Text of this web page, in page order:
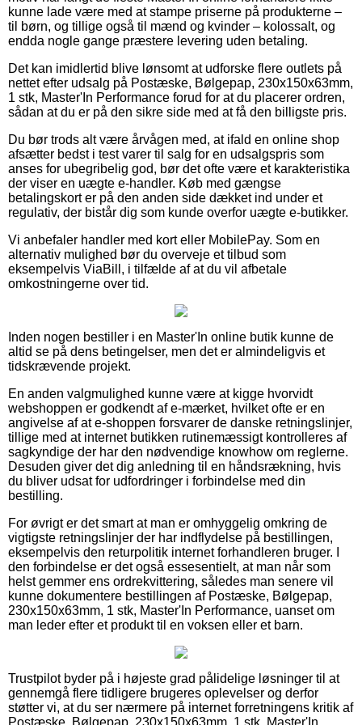
kunne lade være med at stampe priserne på produkterne –
til børn, og tillige også til mænd og kvinder – kolossalt, og
endda nogle gange præstere levering uden betaling.
Det kan imidlertid blive lønsomt at udforske flere outlets på
nettet efter udsalg på Postæske, Bølgepap, 230x150x63mm,
1 stk, Master'In Performance forud for at du placerer ordren,
sådan at du er på den sikre side med at få den billigste pris.
Du bør trods alt være årvågen med, at ifald en online shop
afsætter bedst i test varer til salg for en udsalgspris som
anses for ubegribelig god, bør det ofte være et karakteristika
der viser en uægte e-handler. Køb med gængse
betalingskort er på den anden side dækket ind under et
regulativ, der bistår dig som kunde overfor uægte e-butikker.
Vi anbefaler handler med kort eller MobilePay. Som en
alternativ mulighed bør du overveje et tilbud som
eksempelvis ViaBill, i tilfælde af at du vil afbetale
omkostningerne over tid.
Inden nogen bestiller i en Master'In online butik kunne de
altid se på dens betingelser, men det er almindeligvis et
tidskrævende projekt.
En anden valgmulighed kunne være at kigge hvorvidt
webshoppen er godkendt af e-mærket, hvilket ofte er en
angivelse af at e-shoppen forsvarer de danske retningslinjer,
tillige med at internet butikken rutinemæssigt kontrolleres af
sagkyndige der har den nødvendige knowhow om reglerne.
Desuden giver det dig anledning til en håndsrækning, hvis
du bliver udsat for udfordringer i forbindelse med din
bestilling.
For øvrigt er det smart at man er omhyggelig omkring de
vigtigste retningslinjer der har indflydelse på bestillingen,
eksempelvis den returpolitik internet forhandleren bruger. I
den forbindelse er det også essesentielt, at man når som
helst gemmer ens ordrekvittering, således man senere vil
kunne dokumentere bestillingen af Postæske, Bølgepap,
230x150x63mm, 1 stk, Master'In Performance, uanset om
man leder efter et produkt til en voksen eller et barn.
Trustpilot byder på i højeste grad pålidelige løsninger til at
gennemgå flere tidligere brugeres oplevelser og derfor
støtter vi, at du ser nærmere på internet forretningens kritik af